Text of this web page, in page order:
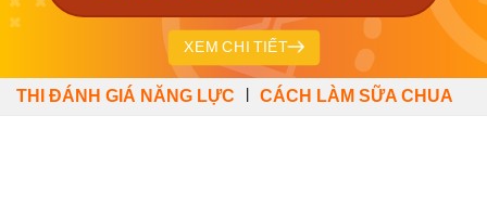
XEM CHI TIẾT
THI ĐÁNH GIÁ NĂNG LỰC CÁCH LÀM SỮA CHUA